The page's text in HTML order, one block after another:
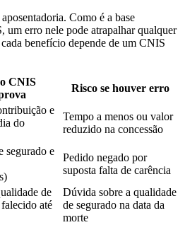
Como é a base
um erro nele pode atrapalhar qualquer
benefício depende de um CNIS
CNIS
Risco se houver erro
e
do
Tempo a menos ou valor
reduzido na concessão
segurado e
Pedido negado por
suposta falta de carência
de
até
Dúvida sobre a qualidade
de segurado na data da
morte